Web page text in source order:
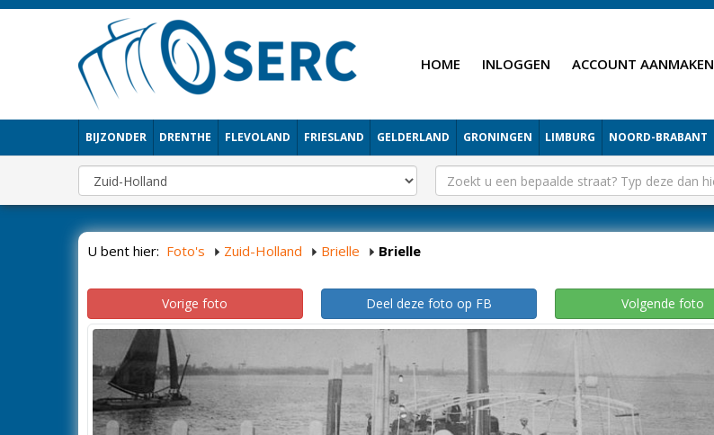
HOME INLOGGEN ACCOUNT AANMAKEN
BIJZONDER DRENTHE FLEVOLAND FRIESLAND GELDERLAND GRONINGEN LIMBURG NOORD-BRABANT
U bent hier: Foto's Zuid-Holland Brielle Brielle
Vorige foto Deel deze foto op FB Volgende foto